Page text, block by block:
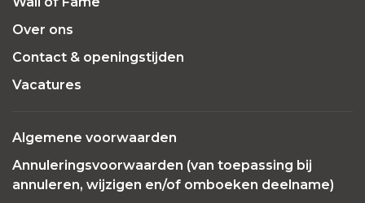
Over ons
Contact & openingstijden
Vacatures
Algemene voorwaarden
Annuleringsvoorwaarden (van toepassing bij
annuleren, wijzigen en/of omboeken deelname)